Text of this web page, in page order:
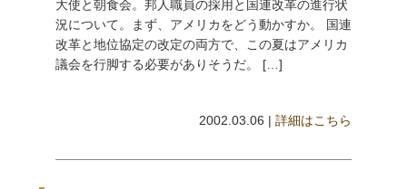
大使と朝食会。邦人職員の採用と国連改革の進行状
況について。まず、アメリカをどう動かすか。 国連
改革と地位協定の改定の両方で、この夏はアメリカ
議会を行脚する必要がありそうだ。 […]
2002.03.06 |詳細はこちら